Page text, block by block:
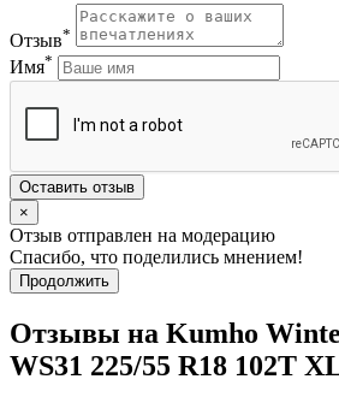
Отзыв*
Имя*
Оставить отзыв
×
Отзыв отправлен на модерацию
Спасибо, что поделились мнением!
Продолжить
Отзывы на Kumho
WS31 225/55 R18 102T